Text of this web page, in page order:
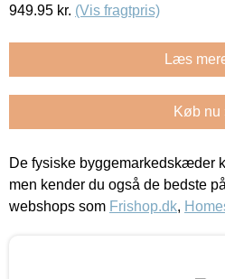
949.95 kr. (Vis fragtpris)
Læs
Køb nu
De fysiske byggemarkedskæder
men kender du også de bedste
webshops som Frishop.dk,